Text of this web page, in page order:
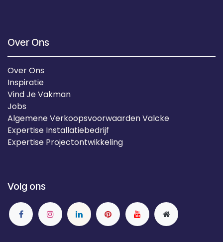
Over Ons
Over Ons
Inspiratie
Vind Je Vakman
Jobs
Algemene Verkoopsvoorwaarden Valcke
Expertise Installatiebedrijf
Expertise Projectontwikkeling
Volg ons